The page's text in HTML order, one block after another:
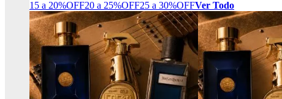
15 a 20%OFF20 a 25%OFF25 a 30%OFFVer Todo